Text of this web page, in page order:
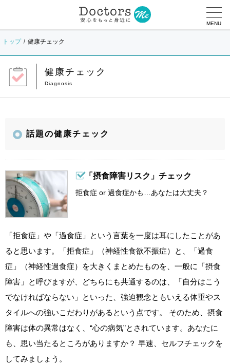
MENU
トップ 健康チェック
健康チェック
話題の健康チェック
「摂食障害リスク」チェック
拒食症 or 過食症かも…あなたは大丈夫？
「拒食症」や「過食症」という言葉を一度は耳にしたことがあ
ると思います。「拒食症」（神経性食欲不振症）と、「過食
症」（神経性過食症）を大きくまとめたものを、一般に「摂食
障害」と呼びますが、どちらにも共通するのは、「自分はこう
でなければならない」といった、強迫観念ともいえる体重やス
タイルへの強いこだわりがあるという点です。 そのため、摂食
障害は体の異常はなく、“心の病気”とされています。あなたに
も、思い当たるところがありますか？ 早速、セルフチェックを
してみましょう。